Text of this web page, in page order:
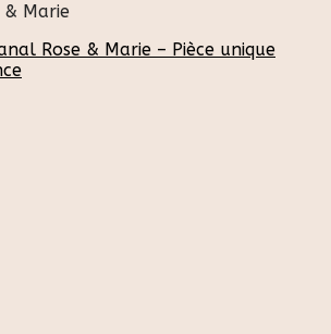
& Marie
Rose & Marie – Pièce unique